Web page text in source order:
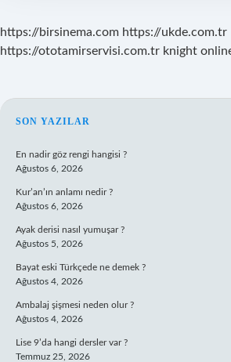
https://birsinema.com https://ukde.com.tr
https://ototamirservisi.com.tr knight
SIDEBAR
SON YAZILAR
En nadir göz rengi hangisi ?
Ağustos 6, 2026
Kur’an’ın anlamı nedir ?
Ağustos 6, 2026
Ayak derisi nasıl yumuşar ?
Ağustos 5, 2026
Bayat eski Türkçede ne demek ?
Ağustos 4, 2026
Ambalaj şişmesi neden olur ?
Ağustos 4, 2026
Lise 9’da hangi dersler var ?
Temmuz 25, 2026